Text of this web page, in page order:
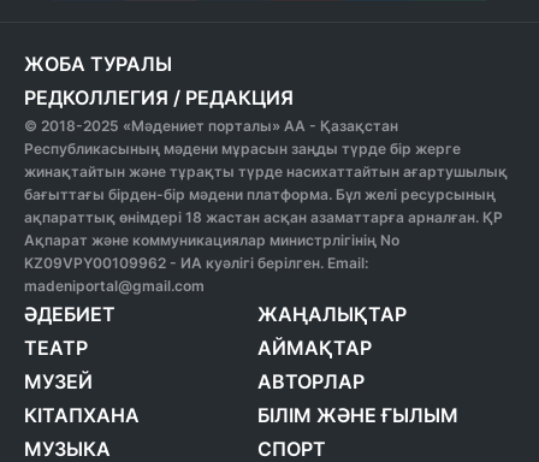
ЖОБА ТУРАЛЫ
РЕДКОЛЛЕГИЯ / РЕДАКЦИЯ
© 2018-2025 «Мәдениет порталы» АА - Қазақстан
Республикасының мәдени мұрасын заңды түрде бір жерге
жинақтайтын және тұрақты түрде насихаттайтын ағартушылық
бағыттағы бірден-бір мәдени платформа. Бұл желі ресурсының
ақпараттық өнімдері 18 жастан асқан азаматтарға арналған. ҚР
Ақпарат және коммуникациялар министрлігінің No
KZ09VPY00109962 - ИА куәлігі берілген. Email:
madeniportal@gmail.com
ӘДЕБИЕТ
ТЕАТР
МУЗЕЙ
КІТАПХАНА
МУЗЫКА
ЖАҢАЛЫҚТАР
АЙМАҚТАР
АВТОРЛАР
БІЛІМ ЖӘНЕ ҒЫЛЫМ
СПОРТ